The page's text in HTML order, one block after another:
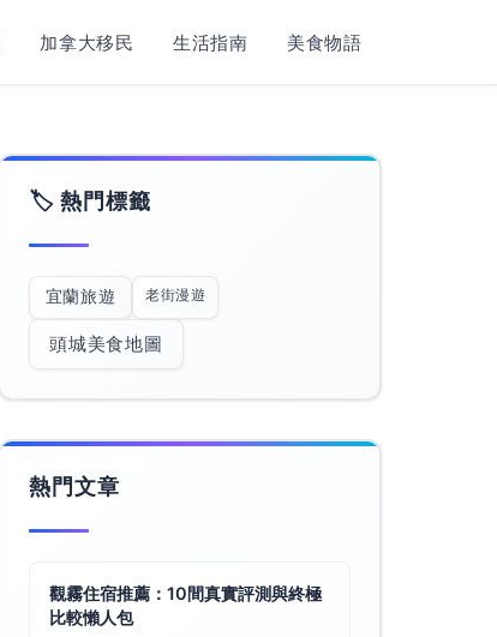
加拿大移民 生活指南 美食物語
🏷️ 熱門標籤
宜蘭旅遊 老街漫遊
頭城美食地圖
熱門文章
觀霧住宿推薦：10間真實評測與終極
比較懶人包